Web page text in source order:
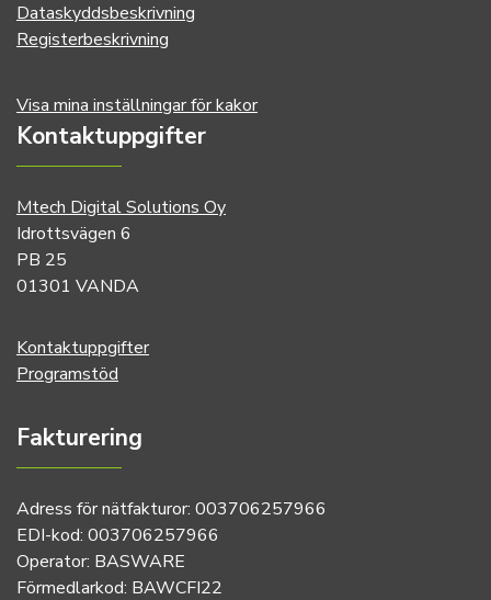
Dataskyddsbeskrivning
Registerbeskrivning
Visa mina inställningar för kakor
Kontaktuppgifter
Mtech Digital Solutions Oy
Idrottsvägen 6
PB 25
01301 VANDA
Kontaktuppgifter
Programstöd
Fakturering
Adress för nätfakturor: 003706257966
EDI-kod: 003706257966
Operator: BASWARE
Förmedlarkod: BAWCFI22